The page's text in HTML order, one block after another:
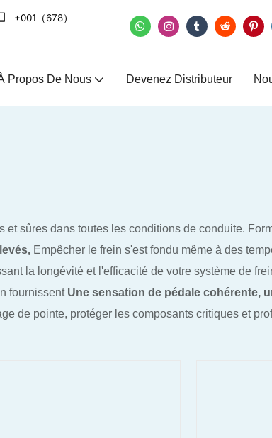
+001（678）
Propos De Nous Devenez Distributeur
sûres dans toutes les conditions de conduite.
Empêcher le frein s'est fondu même à des
la longévité et l'efficacité de votre système de
fournissent Une sensation de pédale cohérente,
de pointe, protéger les composants critiques et